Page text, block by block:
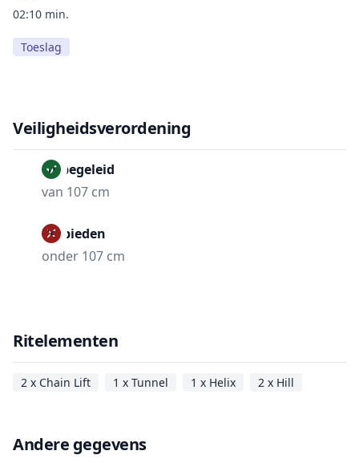
02:10 min.
Toeslag
Veiligheidsverordening
Onbegeleid
van 107 cm
Verbieden
onder 107 cm
Ritelementen
2 x Chain Lift 1 x Tunnel 1 x Helix 2 x Hill
Andere gegevens